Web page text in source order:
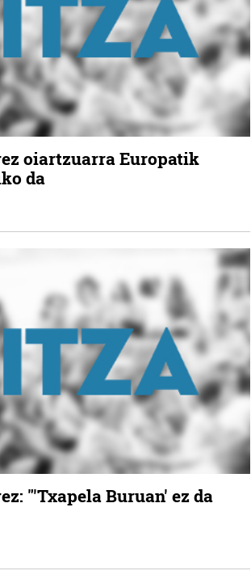
oiartzuarra Europatik
da
"'Txapela Buruan' ez da